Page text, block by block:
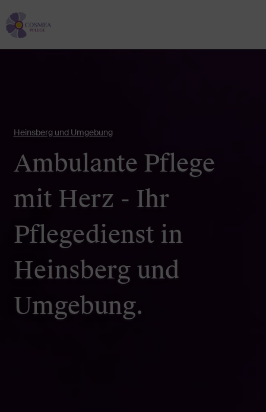
Heinsberg und Umgebung
Ambulante Pflege
mit Herz - Ihr
Pflegedienst in
Heinsberg und
Umgebung.